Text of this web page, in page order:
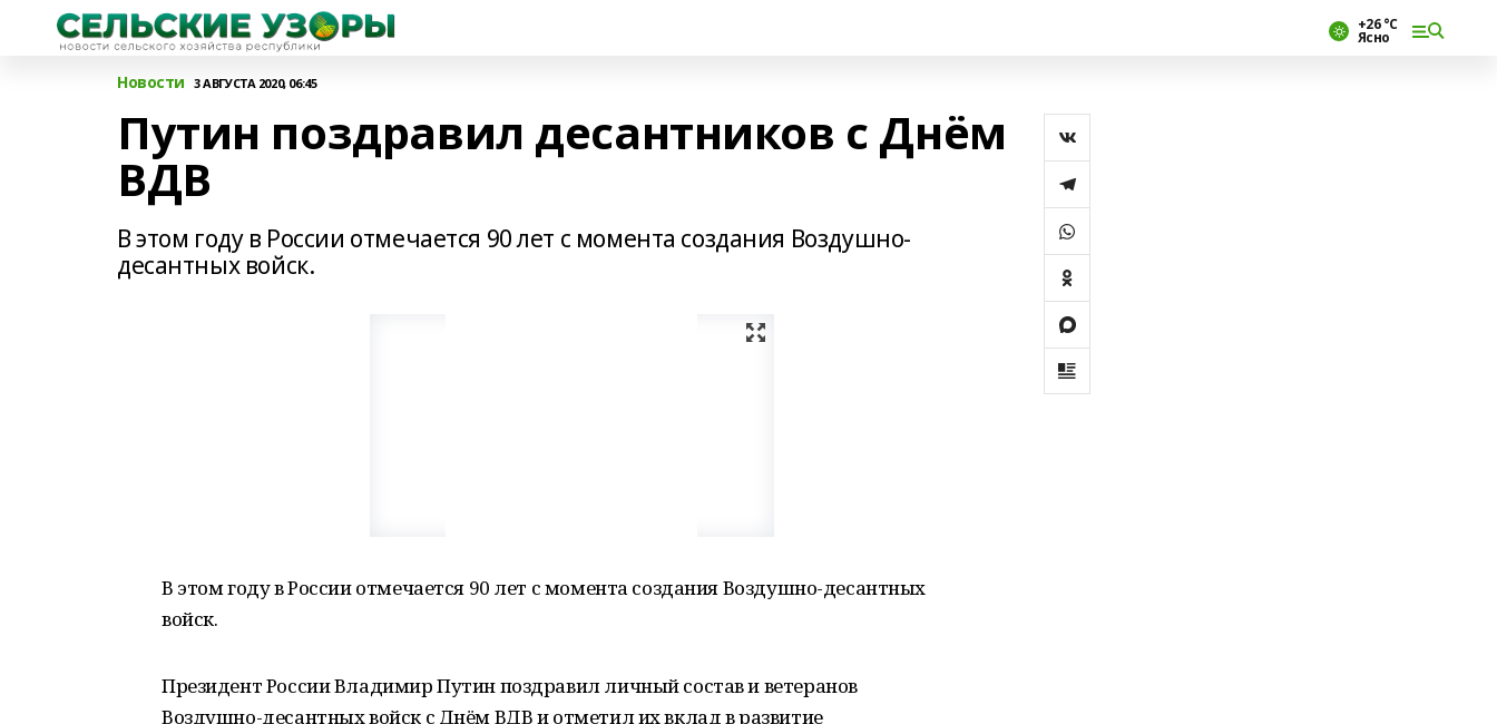
+26 °С
Ясно
Новости 3 АВГУСТА 2020, 06:45
Путин поздравил десантников с Днём
ВДВ
В этом году в России отмечается 90 лет с момента создания Воздушно-
десантных войск.
В этом году в России отмечается 90 лет с момента создания Воздушно-десантных
войск.
Президент России Владимир Путин поздравил личный состав и ветеранов
Воздушно-десантных войск с Днём ВДВ и отметил их вклад в развитие